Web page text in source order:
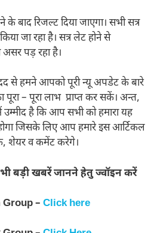
के बाद रिजल्ट दिया जाएगा। सभी सत्र
जा रहा है। सत्र लेट होने से
असर पड़ रहा है।
से हमने आपको पूरी न्यू अपडेट के बारे
– पूरा लाभ प्राप्त कर सकें। अन्त,
है कि आप सभी को हमारा यह
जिसके लिए आप हमारे इस आर्टिकल
शेयर व कमेंट करेगे।
बड़ी खबरें जानने हेतु ज्वॉइन करें
Group – Click here